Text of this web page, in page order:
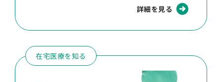
詳細を見る
在宅医療を知る